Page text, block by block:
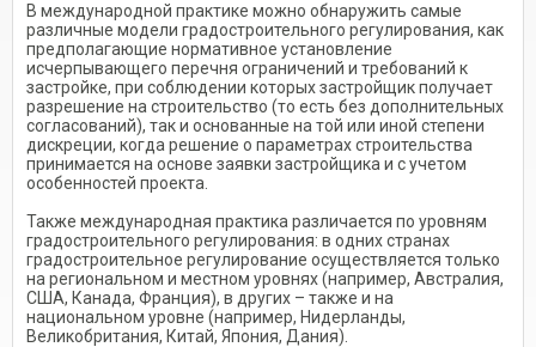
В международной практике можно обнаружить самые
различные модели градостроительного регулирования, как
предполагающие нормативное установление
исчерпывающего перечня ограничений и требований к
застройке, при соблюдении которых застройщик получает
разрешение на строительство (то есть без дополнительных
согласований), так и основанные на той или иной степени
дискреции, когда решение о параметрах строительства
принимается на основе заявки застройщика и с учетом
особенностей проекта.
Также международная практика различается по уровням
градостроительного регулирования: в одних странах
градостроительное регулирование осуществляется только
на региональном и местном уровнях (например, Австралия,
США, Канада, Франция), в других – также и на
национальном уровне (например, Нидерланды,
Великобритания, Китай, Япония, Дания).